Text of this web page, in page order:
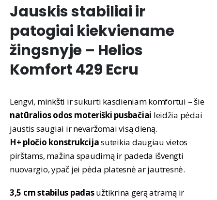
Jauskis stabiliai ir
patogiai kiekviename
žingsnyje – Helios
Komfort 429 Ecru
Lengvi, minkšti ir sukurti kasdieniam komfortui – šie
natūralios odos moteriški pusbačiai leidžia pėdai
jaustis saugiai ir nevaržomai visą dieną.
H+ pločio konstrukcijasuteikia daugiau vietos
pirštams, mažina spaudimą ir padeda išvengti
nuovargio, ypač jei pėda platesnė ar jautresnė.
3,5 cm stabilus padasužtikrina gerą atramą ir